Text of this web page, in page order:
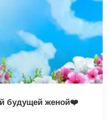
будущей женой❤️